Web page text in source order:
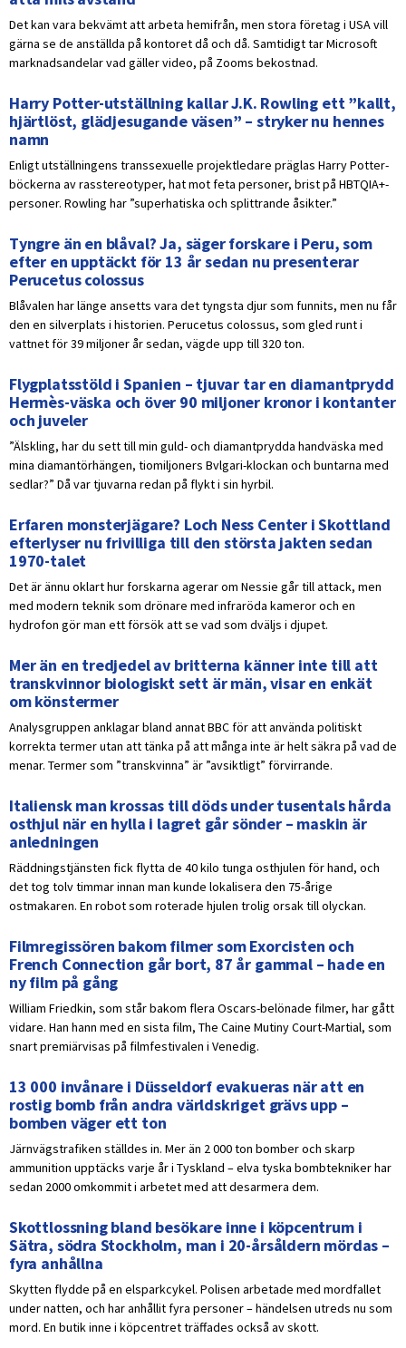
Det kan vara bekvämt att arbeta hemifrån, men stora företag i USA vill
gärna se de anställda på kontoret då och då. Samtidigt tar Microsoft
marknadsandelar vad gäller video, på Zooms bekostnad.
Harry Potter-utställning kallar J.K. Rowling ett ”kallt,
hjärtlöst, glädjesugande väsen” – stryker nu hennes
namn
Enligt utställningens transsexuelle projektledare präglas Harry Potter-
böckerna av rasstereotyper, hat mot feta personer, brist på HBTQIA+-
personer. Rowling har ”superhatiska och splittrande åsikter.”
Tyngre än en blåval? Ja, säger forskare i Peru, som
efter en upptäckt för 13 år sedan nu presenterar
Perucetus colossus
Blåvalen har länge ansetts vara det tyngsta djur som funnits, men nu får
den en silverplats i historien. Perucetus colossus, som gled runt i
vattnet för 39 miljoner år sedan, vägde upp till 320 ton.
Flygplatsstöld i Spanien – tjuvar tar en diamantprydd
Hermès-väska och över 90 miljoner kronor i kontanter
och juveler
”Älskling, har du sett till min guld- och diamantprydda handväska med
mina diamantörhängen, tiomiljoners Bvlgari-klockan och buntarna med
sedlar?” Då var tjuvarna redan på flykt i sin hyrbil.
Erfaren monsterjägare? Loch Ness Center i Skottland
efterlyser nu frivilliga till den största jakten sedan
1970-talet
Det är ännu oklart hur forskarna agerar om Nessie går till attack, men
med modern teknik som drönare med infraröda kameror och en
hydrofon gör man ett försök att se vad som dväljs i djupet.
Mer än en tredjedel av britterna känner inte till att
transkvinnor biologiskt sett är män, visar en enkät
om könstermer
Analysgruppen anklagar bland annat BBC för att använda politiskt
korrekta termer utan att tänka på att många inte är helt säkra på vad de
menar. Termer som ”transkvinna” är ”avsiktligt” förvirrande.
Italiensk man krossas till döds under tusentals hårda
osthjul när en hylla i lagret går sönder – maskin är
anledningen
Räddningstjänsten fick flytta de 40 kilo tunga osthjulen för hand, och
det tog tolv timmar innan man kunde lokalisera den 75-årige
ostmakaren. En robot som roterade hjulen trolig orsak till olyckan.
Filmregissören bakom filmer som Exorcisten och
French Connection går bort, 87 år gammal – hade en
ny film på gång
William Friedkin, som står bakom flera Oscars-belönade filmer, har gått
vidare. Han hann med en sista film, The Caine Mutiny Court-Martial, som
snart premiärvisas på filmfestivalen i Venedig.
13 000 invånare i Düsseldorf evakueras när att en
rostig bomb från andra världskriget grävs upp –
bomben väger ett ton
Järnvägstrafiken ställdes in. Mer än 2 000 ton bomber och skarp
ammunition upptäcks varje år i Tyskland – elva tyska bombtekniker har
sedan 2000 omkommit i arbetet med att desarmera dem.
Skottlossning bland besökare inne i köpcentrum i
Sätra, södra Stockholm, man i 20-årsåldern mördas –
fyra anhållna
Skytten flydde på en elsparkcykel. Polisen arbetade med mordfallet
under natten, och har anhållit fyra personer – händelsen utreds nu som
mord. En butik inne i köpcentret träffades också av skott.